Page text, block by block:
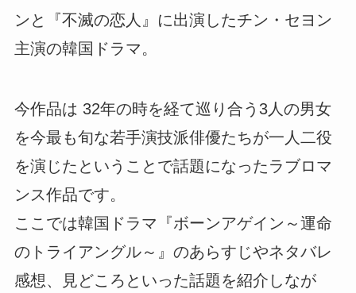
ンと『不滅の恋人』に出演したチン・セヨン
主演の韓国ドラマ。
今作品は 32年の時を経て巡り合う3人の男女
を今最も旬な若手演技派俳優たちが一人二役
を演じたということで話題になったラブロマ
ンス作品です。
ここでは韓国ドラマ『ボーンアゲイン～運命
のトライアングル～』のあらすじやネタバレ
感想、見どころといった話題を紹介しなが